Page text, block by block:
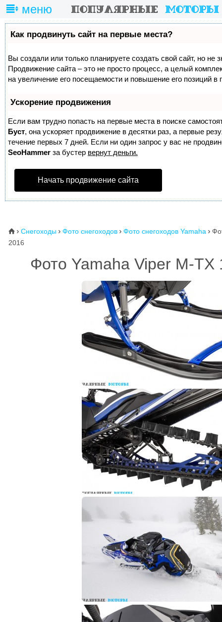
меню
Как продвинуть сайт на первые места?
Вы создали или только планируете создать свой сайт, но не
Продвижение сайта – это не просто процесс, а целый
на увеличение его посещаемости и повышение его позиций в
Ускорение продвижения
Если вам трудно попасть на первые места в поиске
Буст, она ускоряет продвижение в десятки раз, а первые
течение первых 7 дней. Если ни один запрос у вас не
SeoHammer за бустер вернут деньги.
Начать продвижение сайта
⌂  Снегоходы  Фото снегоходов  Фото снегоходов Yamaha 
2016
Фото Yamaha Viper M-TX